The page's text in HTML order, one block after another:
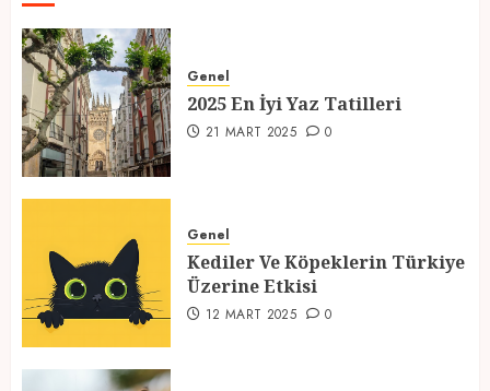
1
21 MART 2025
2
Üzerine Etkisi
12 MART 2025 0
Genel
2025 En İyi Yaz Tatilleri
21 MART 2025 0
Genel
Kediler Ve Köpeklerin Türkiye
Üzerine Etkisi
12 MART 2025 0